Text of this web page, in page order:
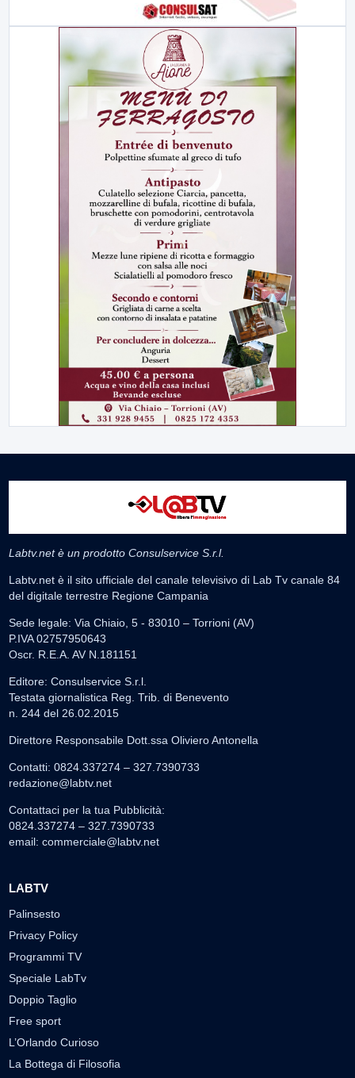
Labtv.net è un prodotto Consulservice S.r.l.
Labtv.net è il sito ufficiale del canale televisivo di Lab Tv canale 84
del digitale terrestre Regione Campania
Sede legale: Via Chiaio, 5 - 83010 – Torrioni (AV)
P.IVA 02757950643
Oscr. R.E.A. AV N.181151
Editore: Consulservice S.r.l.
Testata giornalistica Reg. Trib. di Benevento
n. 244 del 26.02.2015
Direttore Responsabile Dott.ssa Oliviero Antonella
Contatti: 0824.337274 – 327.7390733
redazione@labtv.net
Contattaci per la tua Pubblicità:
0824.337274 – 327.7390733
email: commerciale@labtv.net
LABTV
Palinsesto
Privacy Policy
Programmi TV
Speciale LabTv
Doppio Taglio
Free sport
L’Orlando Curioso
La Bottega di Filosofia